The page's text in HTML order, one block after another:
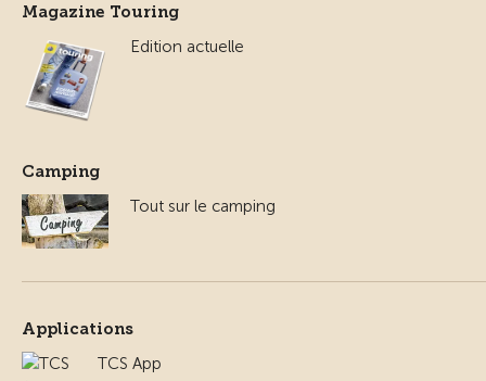
Magazine Touring
Edition actuelle
Camping
Tout sur le camping
Applications
TCS App